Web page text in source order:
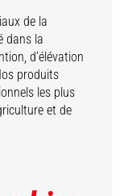
de la
dans la
d’élévation
produits
les plus
et de